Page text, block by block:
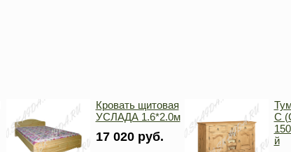
Кровать щитовая
УСЛАДА 1.6*2.0м
17 020 руб.
C
й